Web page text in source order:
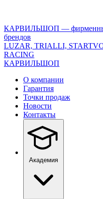
version="1.0"
encoding="utf-
8"?
>
КАРВИЛЬШОП —
брендов
LUZAR, TRIALLI,
RACING
КАРВИЛЬШОП
О компании
Гарантия
Точки продаж
Новости
Контакты
Академия